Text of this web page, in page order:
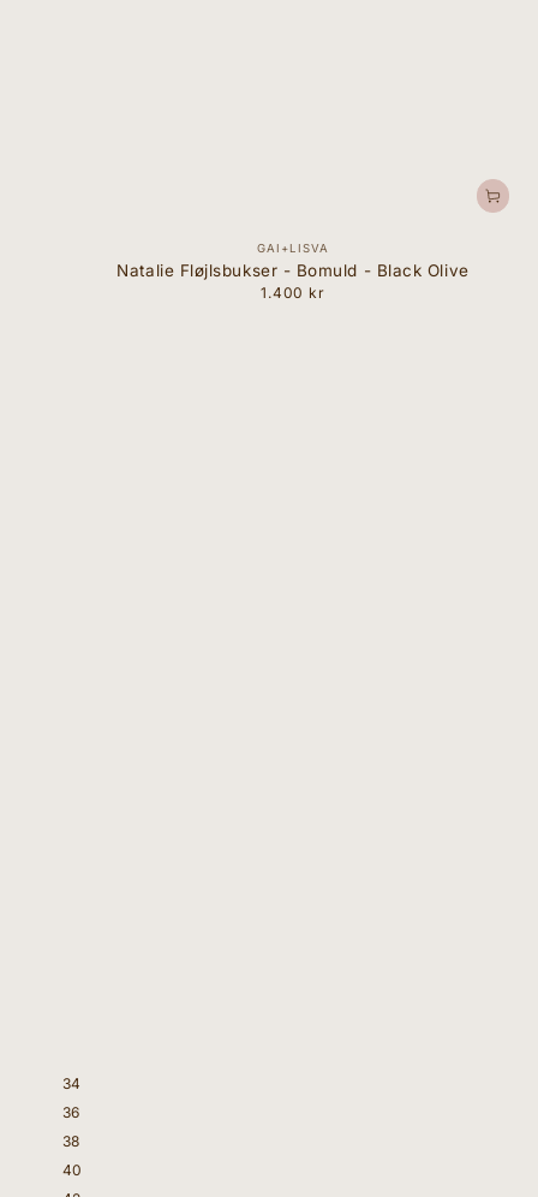
Forhandler:
GAI+LISVA
Natalie Fløjlsbukser - Bomuld - Black Olive
Normal
1.400 kr
34
36
38
40